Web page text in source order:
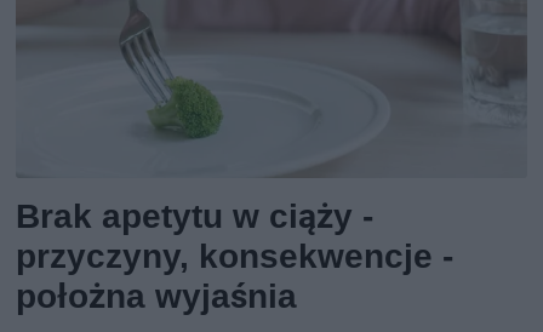
Brak apetytu w ciąży -
przyczyny, konsekwencje -
położna wyjaśnia